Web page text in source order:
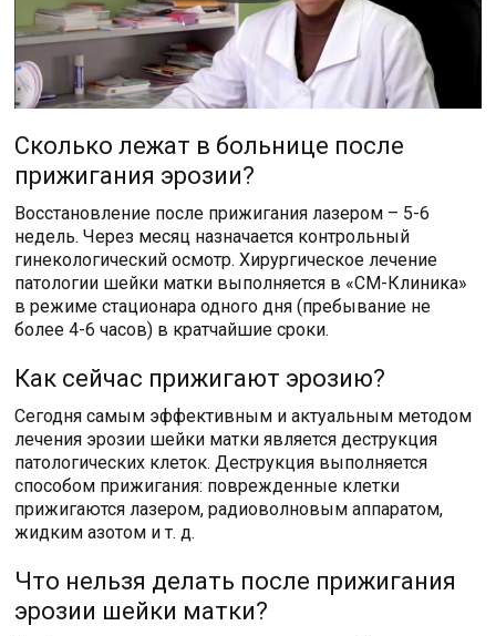
Сколько лежат в больнице после
прижигания эрозии?
Восстановление после прижигания лазером – 5-6
недель. Через месяц назначается контрольный
гинекологический осмотр. Хирургическое лечение
патологии шейки матки выполняется в «СМ-Клиника»
в режиме стационара одного дня (пребывание не
более 4-6 часов) в кратчайшие сроки.
Как сейчас прижигают эрозию?
Сегодня самым эффективным и актуальным методом
лечения эрозии шейки матки является деструкция
патологических клеток. Деструкция выполняется
способом прижигания: поврежденные клетки
прижигаются лазером, радиоволновым аппаратом,
жидким азотом и т. д.
Что нельзя делать после прижигания
эрозии шейки матки?